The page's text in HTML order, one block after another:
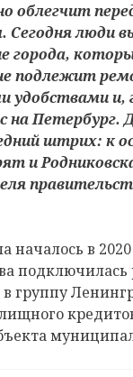
облегчит
люди
города,
подлежит
удобствами и,
на Петербург.
штрих: к
и
началось в
группу